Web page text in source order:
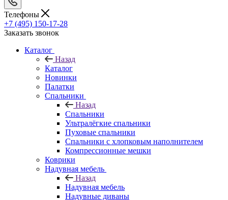
Телефоны
+7 (495) 150-17-28
Заказать звонок
Каталог
Назад
Каталог
Новинки
Палатки
Спальники
Назад
Спальники
Ультралёгкие спальники
Пуховые спальники
Спальники с хлопковым наполнителем
Компрессионные мешки
Коврики
Надувная мебель
Назад
Надувная мебель
Надувные диваны